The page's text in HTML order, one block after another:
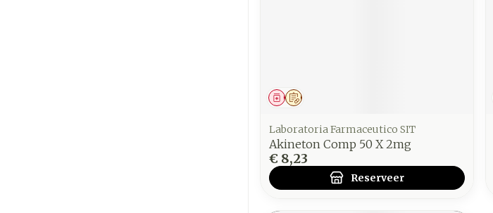
Op voorschrift
Geneesmiddel
Laboratoria Farmaceutico SIT
Akineton Comp 50 X 2mg
€ 8,23
Reserveer